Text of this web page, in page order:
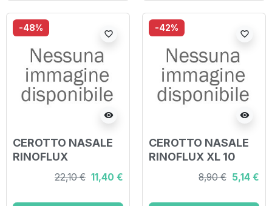
-48%
visibility
favorite_border
CEROTTO NASALE
RINOFLUX
STANDARD 30
22,10 € 11,40 €
-42%
visibility
favorite_border
CEROTTO NASALE
RINOFLUX XL 10
8,90 € 5,14 €